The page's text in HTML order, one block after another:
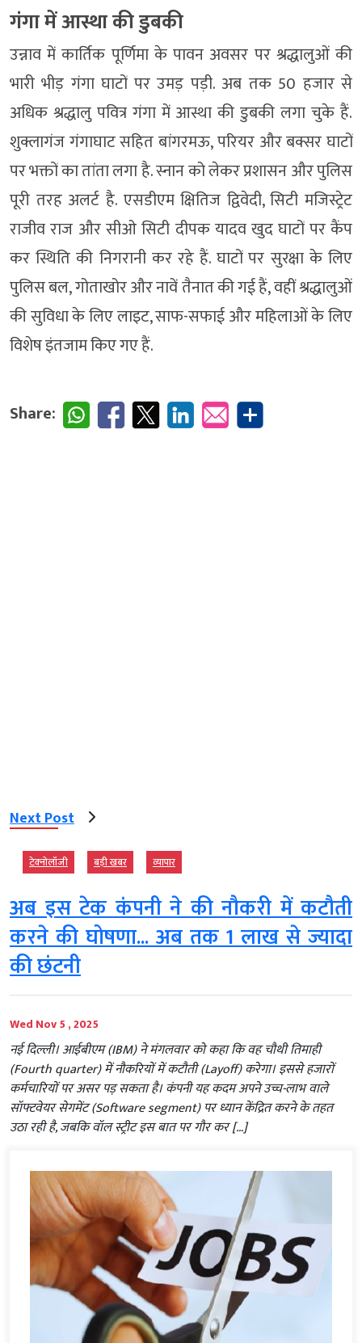
गंगा में आस्था की डुबकी
उन्नाव में कार्तिक पूर्णिमा के पावन अवसर पर श्रद्धालुओं की
भारी भीड़ गंगा घाटों पर उमड़ पड़ी. अब तक 50 हजार से
अधिक श्रद्धालु पवित्र गंगा में आस्था की डुबकी लगा चुके हैं.
शुक्लागंज गंगाघाट सहित बांगरमऊ, परियर और बक्सर घाटों
पर भक्तों का तांता लगा है. स्नान को लेकर प्रशासन और पुलिस
पूरी तरह अलर्ट है. एसडीएम क्षितिज द्विवेदी, सिटी मजिस्ट्रेट
राजीव राज और सीओ सिटी दीपक यादव खुद घाटों पर कैंप
कर स्थिति की निगरानी कर रहे हैं. घाटों पर सुरक्षा के लिए
पुलिस बल, गोताखोर और नावें तैनात की गई हैं, वहीं श्रद्धालुओं
की सुविधा के लिए लाइट, साफ-सफाई और महिलाओं के लिए
विशेष इंतजाम किए गए हैं.
Share:
Next Post
टेक्‍नोलॉजी बड़ी खबर व्‍यापार
अब इस टेक कंपनी ने की नौकरी में कटौती
करने की घोषणा... अब तक 1 लाख से ज्यादा
की छंटनी
Wed Nov 5 , 2025
नई दिल्ली। आईबीएम (IBM) ने मंगलवार को कहा कि वह चौथी तिमाही
(Fourth quarter) में नौकरियों में कटौती (Layoff) करेगा। इससे हजारों
कर्मचारियों पर असर पड़ सकता है। कंपनी यह कदम अपने उच्च-लाभ वाले
सॉफ्टवेयर सेगमेंट (Software segment) पर ध्यान केंद्रित करने के तहत
उठा रही है, जबकि वॉल स्ट्रीट इस बात पर गौर कर […]